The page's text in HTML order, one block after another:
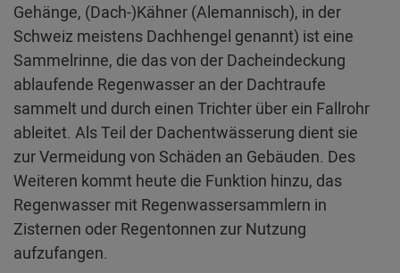
Gehänge, (Dach-)Kähner (Alemannisch), in der
Schweiz meistens Dachhengel genannt) ist eine
Sammelrinne, die das von der Dacheindeckung
ablaufende Regenwasser an der Dachtraufe
sammelt und durch einen Trichter über ein Fallrohr
ableitet. Als Teil der Dachentwässerung dient sie
zur Vermeidung von Schäden an Gebäuden. Des
Weiteren kommt heute die Funktion hinzu, das
Regenwasser mit Regenwassersammlern in
Zisternen oder Regentonnen zur Nutzung
aufzufangen.